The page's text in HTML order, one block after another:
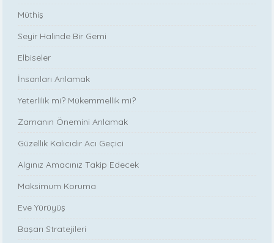
Müthiş
Seyir Halinde Bir Gemi
Elbiseler
İnsanları Anlamak
Yeterlilik mi? Mükemmellik mi?
Zamanın Önemini Anlamak
Güzellik Kalıcıdır Acı Geçici
Algınız Amacınız Takip Edecek
Maksimum Koruma
Eve Yürüyüş
Başarı Stratejileri